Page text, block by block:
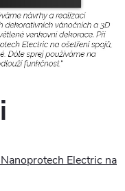
Electric na